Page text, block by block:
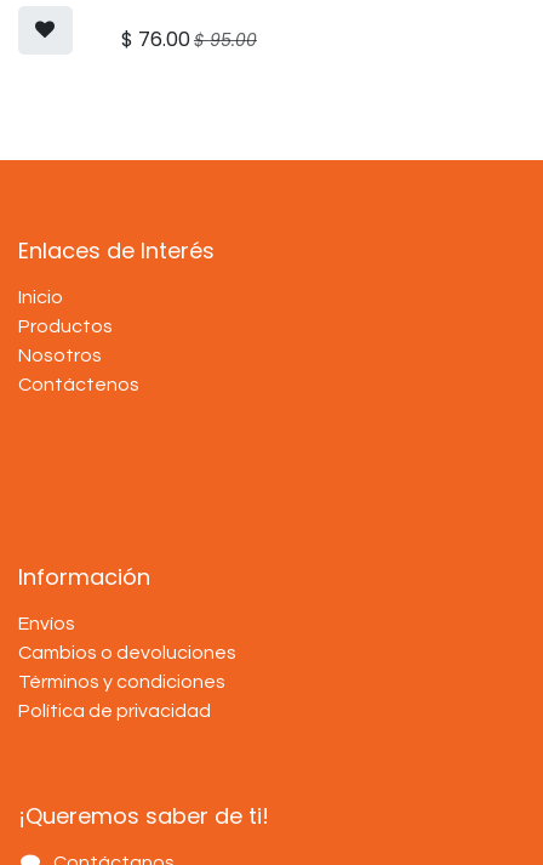
$ 76.00$95.00
Enlaces de Interés
Inicio
Productos
Nosotros
Contáctenos
Información
Envíos
Cambios o devoluciones
Términos y condiciones
Política de privacidad
¡Queremos saber de ti!